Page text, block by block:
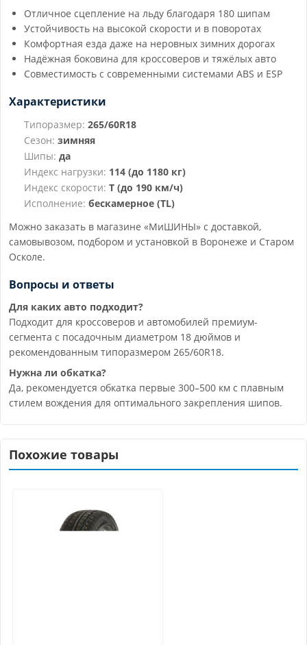
Отличное сцепление на льду благодаря 180 шипам
Устойчивость на высокой скорости и в поворотах
Комфортная езда даже на неровных зимних дорогах
Надёжная боковина для кроссоверов и тяжёлых авто
Совместимость с современными системами ABS и ESP
Характеристики
Типоразмер: 265/60R18
Сезон: зимняя
Шипы: да
Индекс нагрузки: 114 (до 1180 кг)
Индекс скорости: T (до 190 км/ч)
Исполнение: бескамерное (TL)
Можно заказать в магазине «МиШИНЫ» с доставкой,
самовывозом, подбором и установкой в Воронеже и Старом
Осколе.
Вопросы и ответы
Для каких авто подходит?
Подходит для кроссоверов и автомобилей премиум-
сегмента с посадочным диаметром 18 дюймов и
рекомендованным типоразмером 265/60R18.
Нужна ли обкатка?
Да, рекомендуется обкатка первые 300–500 км с плавным
стилем вождения для оптимального закрепления шипов.
Похожие товары